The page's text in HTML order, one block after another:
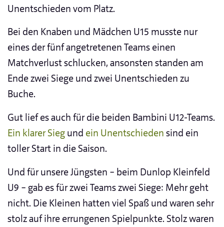
Unentschieden vom Platz.
Bei den Knaben und Mädchen U15 musste nur
eines der fünf angetretenen Teams einen
Matchverlust schlucken, ansonsten standen am
Ende zwei Siege und zwei Unentschieden zu
Buche.
Gut lief es auch für die beiden Bambini U12-Teams.
Ein klarer Sieg und ein Unentschieden sind ein
toller Start in die Saison.
Und für unsere Jüngsten – beim Dunlop Kleinfeld
U9 – gab es für zwei Teams zwei Siege: Mehr geht
nicht. Die Kleinen hatten viel Spaß und waren sehr
stolz auf ihre errungenen Spielpunkte. Stolz waren